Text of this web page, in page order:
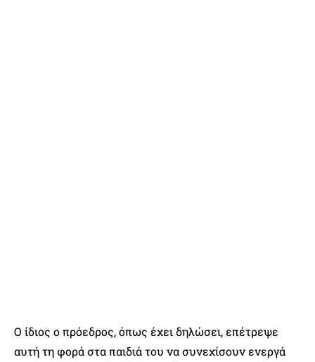
Ο ίδιος ο πρόεδρος, όπως έχει δηλώσει, επέτρεψε
αυτή τη φορά στα παιδιά του να συνεχίσουν ενεργά